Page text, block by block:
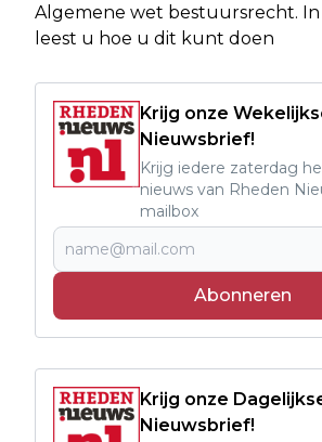
Algemene wet bestuursrecht.
leest u hoe u dit kunt doen
Krijg onze
Nieuwsbrief!
Krijg iedere zaterdag
nieuws van Rheden
mailbox
Abonneren
Krijg onze
Nieuwsbrief!